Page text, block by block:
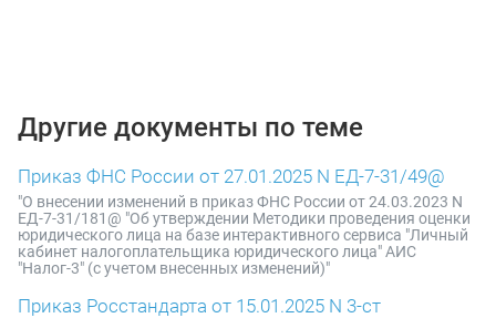
Другие документы по теме
Приказ ФНС России от 27.01.2025 N ЕД-7-31/49@
"О внесении изменений в приказ ФНС России от 24.03.2023 N
ЕД-7-31/181@ "Об утверждении Методики проведения оценки
юридического лица на базе интерактивного сервиса "Личный
кабинет налогоплательщика юридического лица" АИС
"Налог-3" (с учетом внесенных изменений)"
Приказ Росстандарта от 15.01.2025 N 3-ст